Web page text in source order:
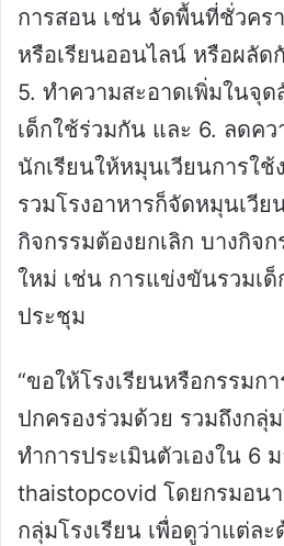
การสอน เช่น จัดพื้นที่ชั่วคร
หรือเรียนออนไลน์ หรือผลัด
5. ทำความสะอาดเพิ่มในจุ
เด็กใช้ร่วมกัน และ 6. ลดค
นักเรียนให้หมุนเวียนการใ
รวมโรงอาหารก็จัดหมุนเวีย
กิจกรรมต้องยกเลิก บางกิจ
ใหม่ เช่น การแข่งขันรวมเด็
ประชุม
“ขอให้โรงเรียนหรือกรรมก
ปกครองร่วมด้วย รวมถึงกลุ่
ทำการประเมินตัวเองใน 6
thaistopcovid โดยกรมอน
กลุ่มโรงเรียน เพื่อดูว่าแต่ล